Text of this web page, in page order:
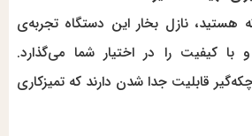
هستید، نازل بخار این دستگاه تجربه‌ی
کیفیت را در اختیار شما می‌گذارد.
قابلیت جدا شدن دارند که تمیزکاری